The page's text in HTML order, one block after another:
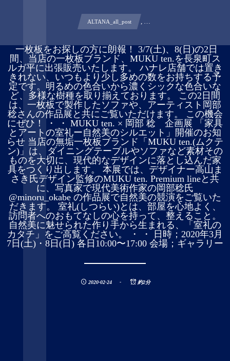
ALTANA_all_post , …
︎ 一枚板をお探しの方に朗報！ 3/7(土)、8(日)の2日
間、当店の一枚板ブランド、MUKU ten.を長泉町ス
ルガ平に出張販売いたします。 ハナレ店舗では置き
きれない、いつもより少し多めの数をお持ちする予
定です。明るめの色合いから濃くシックな色合いな
ど、多様な樹種を取り揃えております。 この2日間
は、一枚板で製作したソファや、アーティスト岡部
稔さんの作品展と共にご覧いただけます。 この機会
にぜひ！ ・ ・ MUKU ten. × 岡部 稔 企画展 「家具
とアートの室礼ー自然美のシルエット」開催のお知
らせ 当店の無垢一枚板ブランド「MUKU ten.(ムクテ
ン)」は、ダイニングテーブルやソファなど素材その
ものを大切に、現代的なデザインに落とし込んだ家
具をつくり出します。 本展では、デザイナー高山ま
さき氏デザイン監修のMUKU ten. Premium lineと共
に、写真家で現代美術作家の岡部稔氏
@minoru_okabe の作品展で自然美の競演をご覧いた
だきます。 室礼(しつらい)とは、部屋を心地よく、
訪問者へのおもてなしの心を持って、整えること。
自然美に魅せられた作り手から生まれる、「室礼の
カタチ」をご高覧ください。 ・ ・ 日時；2020年3月
7日(土)・8日(日) 各日10:00〜17:00 会場；ギャラリー
2020-02-24 約2分